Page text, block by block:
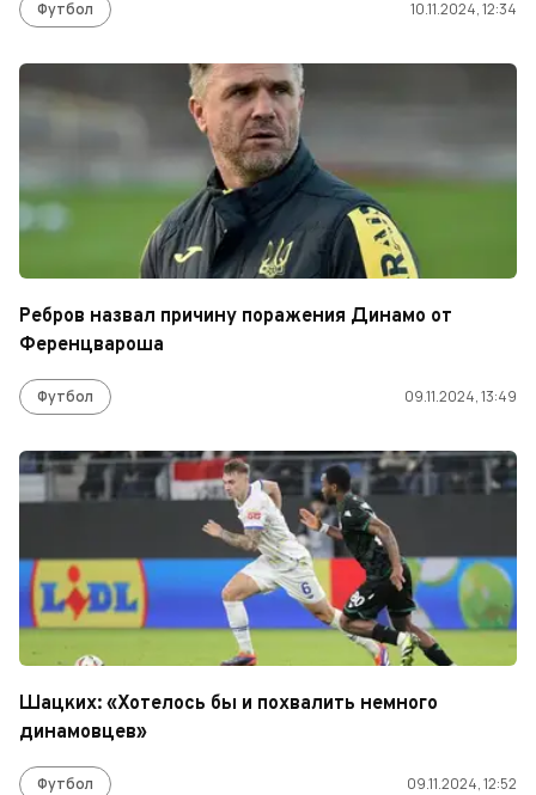
Футбол 10.11.2024, 12:34
Ребров назвал причину поражения Динамо от
Ференцвароша
Футбол 09.11.2024, 13:49
Шацких: «Хотелось бы и похвалить немного
динамовцев»
Футбол 09.11.2024, 12:52